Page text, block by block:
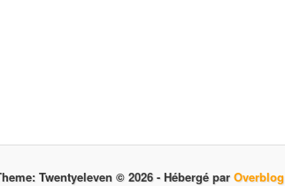
Theme: Twentyeleven © 2026 - Hébergé par Overblog